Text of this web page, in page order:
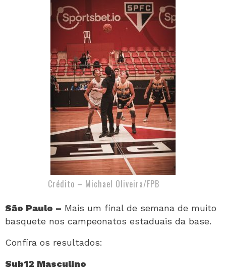
Crédito – Michael Oliveira/FPB
São Paulo – Mais um final de semana de muito
basquete nos campeonatos estaduais da base.
Confira os resultados:
Sub12 Masculino